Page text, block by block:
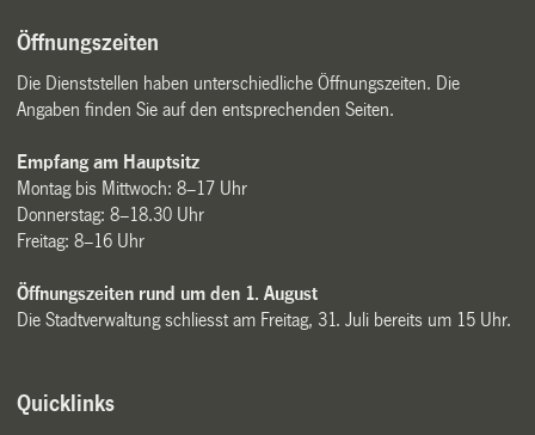
Öffnungszeiten
Die Dienststellen haben unterschiedliche Öffnungszeiten. Die
Angaben finden Sie auf den entsprechenden Seiten.
Empfang am Hauptsitz
Montag bis Mittwoch: 8–17 Uhr
Donnerstag: 8–18.30 Uhr
Freitag: 8–16 Uhr
Öffnungszeiten rund um den 1. August
Die Stadtverwaltung schliesst am Freitag, 31. Juli bereits um 15 Uhr.
Quicklinks